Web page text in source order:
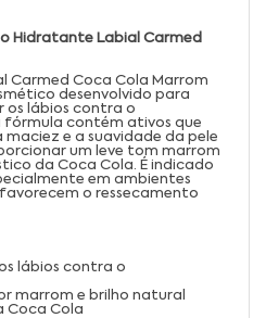
Hidratante Labial Carmed
Carmed Coca Cola Marrom
desenvolvido para
os lábios contra o
fórmula contém ativos que
e a suavidade da pele
um leve tom marrom
da Coca Cola. É indicado
em ambientes
o ressecamento
lábios contra o
marrom e brilho natural
Coca Cola